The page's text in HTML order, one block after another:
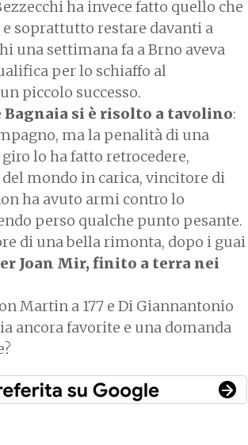
ha invece fatto quello che
soprattutto restare davanti a
una settimana fa a Brno aveva
per lo schiaffo al
piccolo successo.
si è risolto a tavolino:
ma la penalità di una
lo ha fatto retrocedere,
mondo in carica, vincitore di
ha avuto armi contro lo
perso qualche punto pesante.
di una bella rimonta, dopo i guai
Joan Mir, finito a terra nei
Martin a 177 e Di Giannantonio
ancora favorite e una domanda